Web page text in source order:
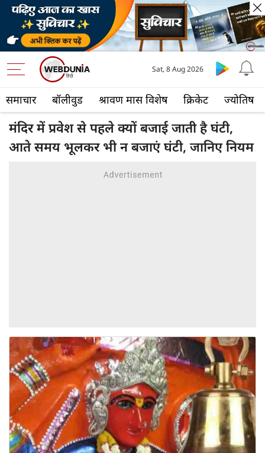
समाचार बॉलीवुड श्रावण मास विशेष क्रिकेट ज्योतिष
Sat, 8 Aug 2026
मंदिर में प्रवेश से पहले क्यों बजाई जाती है घंटी,
आते समय भूलकर भी न बजाएं घंटी, जानिए नियम